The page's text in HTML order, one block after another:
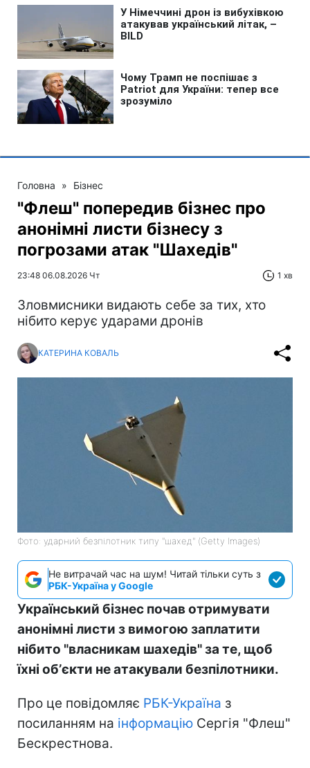
Головна » Бізнес
"Флеш" попередив бізнес про
анонімні листи бізнесу з
погрозами атак "Шахедів"
23:48 06.08.2026 Чт 1 хв
Зловмисники видають себе за тих, хто
нібито керує ударами дронів
КАТЕРИНА КОВАЛЬ
Фото: ударний безпілотник типу "шахед" (Getty Images)
Не витрачай час на шум! Читай тільки суть з
РБК-Україна у Google
Український бізнес почав отримувати
анонімні листи з вимогою заплатити
нібито "власникам шахедів" за те, щоб
їхні обʼєкти не атакували безпілотники.
Про це повідомляє РБК-Україна з
посиланням на інформацію Сергія "Флеш"
Бескрестнова.